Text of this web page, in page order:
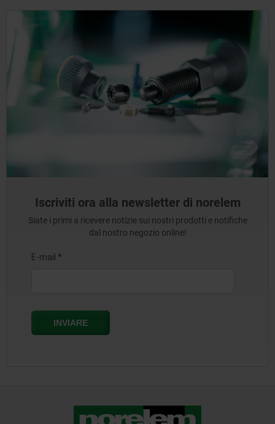
Iscriviti ora alla newsletter di norelem
Siate i primi a ricevere notizie sui nostri prodotti e notifiche
dal nostro negozio online!